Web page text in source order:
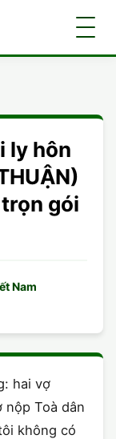
ly hôn
gói
Nam
hai vợ
Toà dân
không có